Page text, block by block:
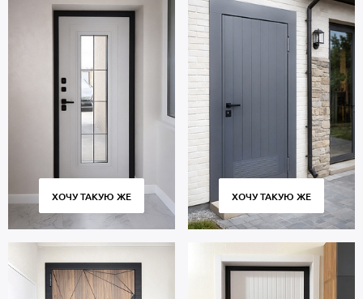
промерзнуть при морозах до -40° С.
Стоимость двери указана за стандартные размеры 2000х800 мм.
Вы можете заказать изготовление по размерам вашего проема.
Заказывайте дверь МДФ от производителя. Изготовление – от 4
дней, доставка по всей Московской области, аккуратная
установка. Гарантийный период 5 лет.
ХОЧУ ТАКУЮ ЖЕ ХОЧУ ТАКУЮ ЖЕ